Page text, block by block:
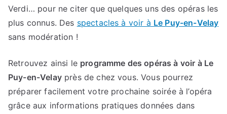
Verdi… pour ne citer que quelques uns des opéras les
plus connus. Des spectacles à voir à Le Puy-en-Velay
sans modération !
Retrouvez ainsi le programme des opéras à voir à Le
Puy-en-Velayprès de chez vous. Vous pourrez
préparer facilement votre prochaine soirée à l’opéra
grâce aux informations pratiques données dans